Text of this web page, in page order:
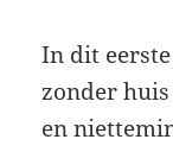
In dit
zonder huis
en